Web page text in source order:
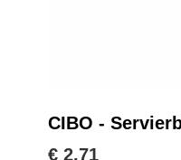
CIBO -
€ 2,71